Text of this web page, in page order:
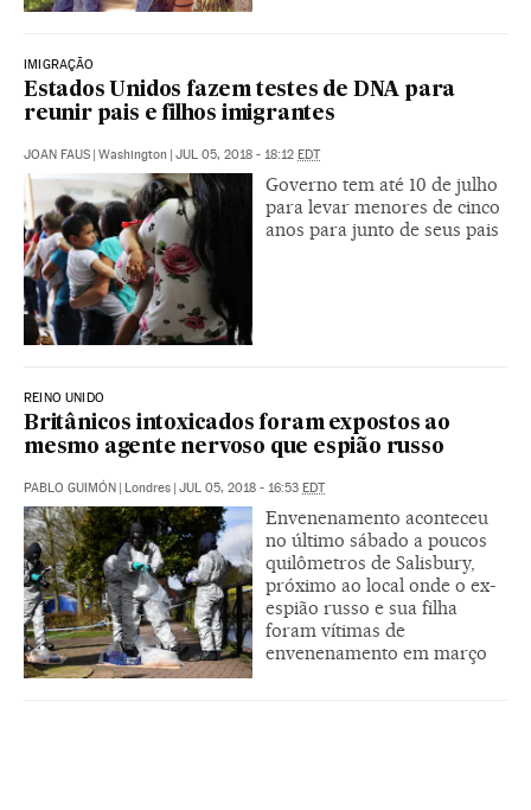
IMIGRAÇÃO
Estados Unidos fazem testes de DNA para
reunir pais e filhos imigrantes
JOAN FAUS | Washington | JUL 05, 2018 - 18:12 EDT
Governo tem até 10 de julho
para levar menores de cinco
anos para junto de seus pais
REINO UNIDO
Britânicos intoxicados foram expostos ao
mesmo agente nervoso que espião russo
PABLO GUIMÓN | Londres | JUL 05, 2018 - 16:53 EDT
Envenenamento aconteceu
no último sábado a poucos
quilômetros de Salisbury,
próximo ao local onde o ex-
espião russo e sua filha
foram vítimas de
envenenamento em março